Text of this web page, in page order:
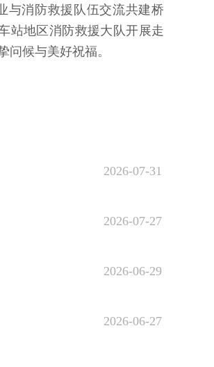
与消防救援队伍交流共建桥
站地区消防救援大队开展走
候与美好祝福。
2026-07-31
2026-07-27
2026-06-29
2026-06-27